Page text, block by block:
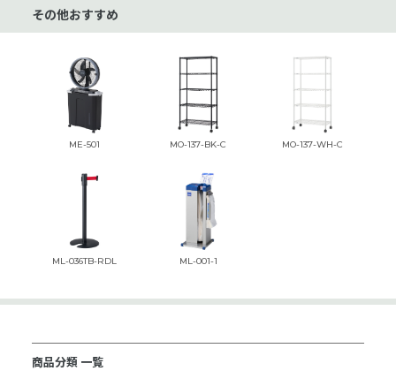
その他おすすめ
ME-501 MO-137-BK-C MO-137-WH-C
ML-036TB-RDL ML-001-1
商品分類 一覧